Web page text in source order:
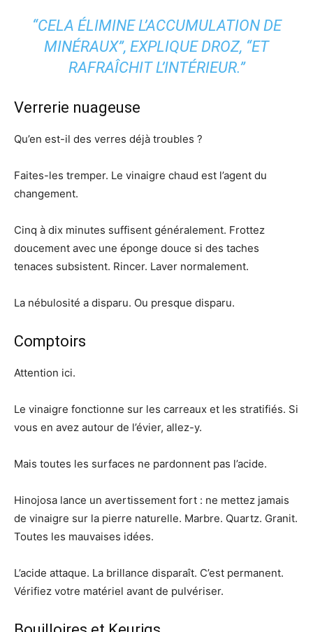
“CELA ÉLIMINE L’ACCUMULATION DE
MINÉRAUX”, EXPLIQUE DROZ, “ET
RAFRAÎCHIT L’INTÉRIEUR.”
Verrerie nuageuse
Qu’en est-il des verres déjà troubles ?
Faites-les tremper. Le vinaigre chaud est l’agent du
changement.
Cinq à dix minutes suffisent généralement. Frottez
doucement avec une éponge douce si des taches
tenaces subsistent. Rincer. Laver normalement.
La nébulosité a disparu. Ou presque disparu.
Comptoirs
Attention ici.
Le vinaigre fonctionne sur les carreaux et les stratifiés. Si
vous en avez autour de l’évier, allez-y.
Mais toutes les surfaces ne pardonnent pas l’acide.
Hinojosa lance un avertissement fort : ne mettez jamais
de vinaigre sur la pierre naturelle. Marbre. Quartz. Granit.
Toutes les mauvaises idées.
L’acide attaque. La brillance disparaît. C’est permanent.
Vérifiez votre matériel avant de pulvériser.